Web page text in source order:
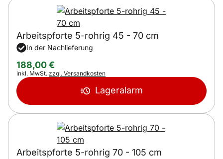
Arbeitspforte 5-rohrig 45 - 70 cm
In der Nachlieferung
188,00€
Steuerhinweis:
inkl. MwSt. zzgl. Versandkosten
Lageralarm
Arbeitspforte 5-rohrig 70 - 105 cm